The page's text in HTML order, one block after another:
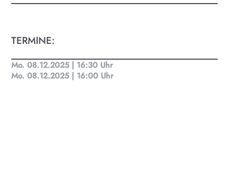
TERMINE:
Mo. 08.12.2025 | 16:30 Uhr
Mo. 08.12.2025 | 16:00 Uhr